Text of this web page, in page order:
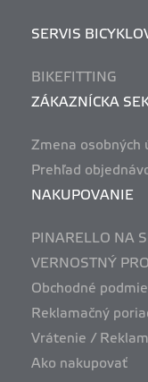
SERVIS
BIKEFITTING
ZÁKAZNÍCKA
Zmena osobných
Prehľad
NAKUPOVANIE
PINARELLO NA
VERNOSTNÝ
Obchodné
Reklamačný
Vrátenie /
Ako nakupovať